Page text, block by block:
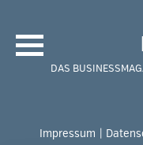
DAS
Impressum